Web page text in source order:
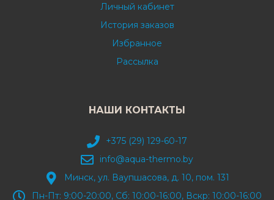
Личный кабинет
История заказов
Избранное
Рассылка
НАШИ КОНТАКТЫ
+375 (29) 129-60-17
info@aqua-thermo.by
Минск, ул. Ваупшасова, д. 10, пом. 131
Пн-Пт: 9:00-20:00, Сб: 10:00-16:00, Вскр: 10:00-16:00